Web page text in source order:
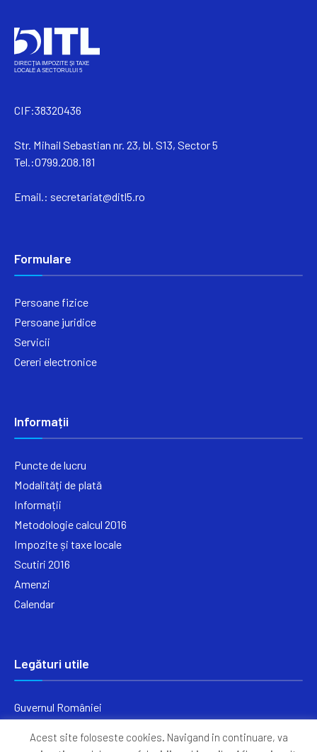
CIF:38320436
Str. Mihail Sebastian nr. 23, bl. S13, Sector 5
Tel.:0799.208.181
Email.: secretariat@ditl5.ro
Formulare
Persoane fizice
Persoane juridice
Servicii
Cereri electronice
Informații
Puncte de lucru
Modalități de plată
Informații
Metodologie calcul 2016
Impozite și taxe locale
Scutiri 2016
Amenzi
Calendar
Legături utile
Guvernul României
Acest site foloseste cookies. Navigand in continuare, va